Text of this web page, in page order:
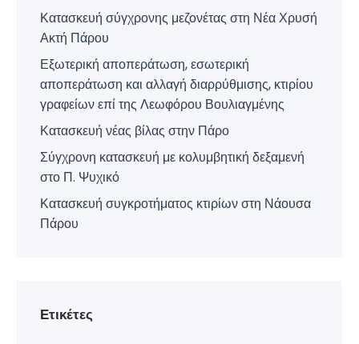
Κατασκευή σύγχρονης μεζονέτας στη Νέα Χρυσή
Ακτή Πάρου
Εξωτερική αποπεράτωση, εσωτερική
αποπεράτωση και αλλαγή διαρρύθμισης, κτιρίου
γραφείων επί της Λεωφόρου Βουλιαγμένης
Κατασκευή νέας βίλας στην Πάρο
Σύγχρονη κατασκευή με κολυμβητική δεξαμενή
στο Π. Ψυχικό
Κατασκευή συγκροτήματος κτιρίων στη Νάουσα
Πάρου
Ετικέτες